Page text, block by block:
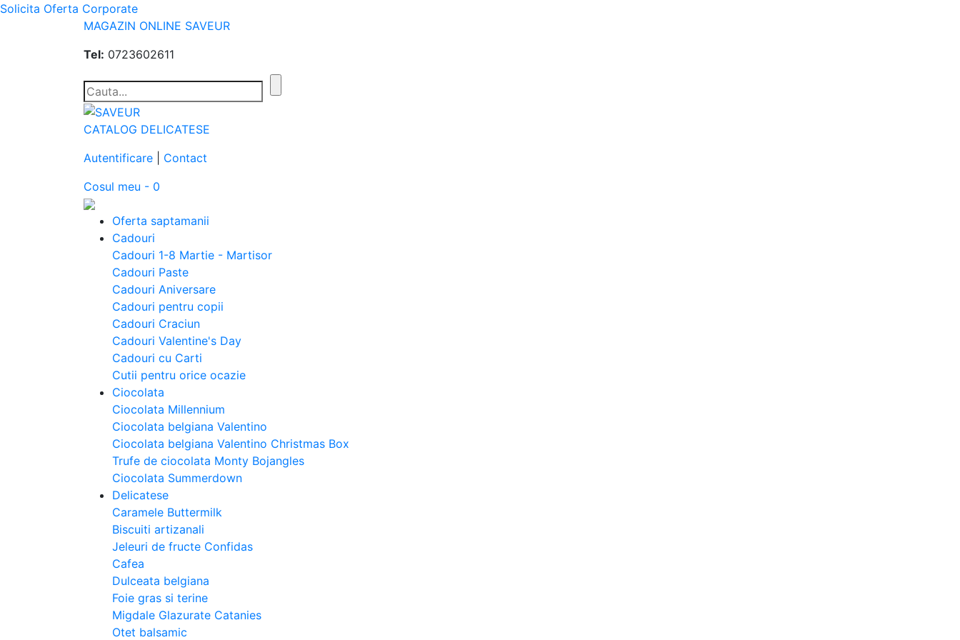
Solicita Oferta Corporate
MAGAZIN ONLINE SAVEUR
Tel: 0723602611
CATALOG DELICATESE
Autentificare
Contact
Cosul meu - 0
Oferta saptamanii
Cadouri
Cadouri 1-8 Martie - Martisor
Cadouri Paste
Cadouri Aniversare
Cadouri pentru copii
Cadouri Craciun
Cadouri Valentine's Day
Cadouri cu Carti
Cutii pentru orice ocazie
Ciocolata
Ciocolata Millennium
Ciocolata belgiana Valentino
Ciocolata belgiana Valentino Christmas Box
Trufe de ciocolata Monty Bojangles
Ciocolata Summerdown
Delicatese
Caramele Buttermilk
Biscuiti artizanali
Jeleuri de fructe Confidas
Cafea
Dulceata belgiana
Foie gras si terine
Migdale Glazurate Catanies
Otet balsamic